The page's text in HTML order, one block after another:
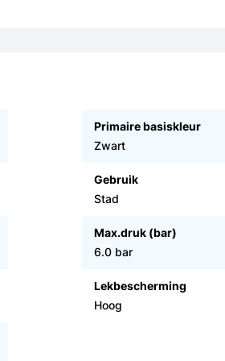
Primaire basiskleur
Zwart
Gebruik
Stad
Max.druk (bar)
6.0 bar
Lekbescherming
Hoog